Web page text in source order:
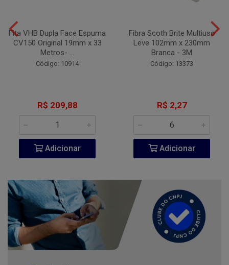
Fita VHB Dupla Face Espuma
CV150 Original 19mm x 33
Metros- ...
Código: 10914
R$ 209,88
Adicionar
Fibra Scoth Brite Multiuso
Leve 102mm x 230mm
Branca - 3M
Código: 13373
R$ 2,27
Adicionar